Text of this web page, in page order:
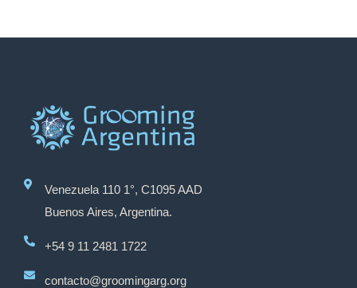
Venezuela 110 1°, C1095 AAD
Buenos Aires, Argentina.
+54 9 11 2481 1722
contacto@groomingarg.org